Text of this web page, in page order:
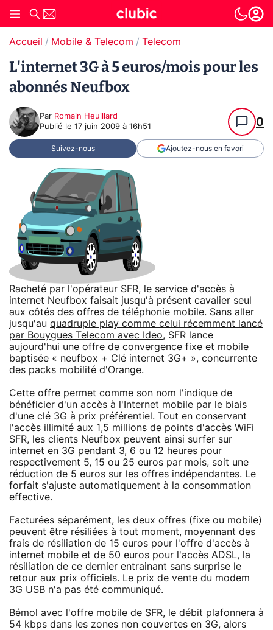
Accueil Mobile & Telecom Telecom
L'internet 3G à 5 euros/mois pour les
abonnés Neufbox
Par Romain Heuillard
Publié le 17 juin 2009 à 16h51 0
Suivez-nous Ajoutez-nous en favori
Racheté par l'opérateur SFR, le service d'accès à
internet Neufbox faisait jusqu'à présent cavalier seul
aux côtés des offres de téléphonie mobile. Sans aller
jusqu'au quadruple play comme celui récemment lancé
par Bouygues Telecom avec Ideo, SFR lance
aujourd'hui une offre de convergence fixe et mobile
baptisée « neufbox + Clé internet 3G+ », concurrente
des packs mobilité d'Orange.
Cette offre permet comme son nom l'indique de
bénéficier d'un accès à l'Internet mobile par le biais
d'une clé 3G à prix préférentiel. Tout en conservant
l'accès illimité aux 1,5 millions de points d'accès WiFi
SFR, les clients Neufbox peuvent ainsi surfer sur
internet en 3G pendant 3, 6 ou 12 heures pour
respectivement 5, 15 ou 25 euros par mois, soit une
réduction de 5 euros sur les offres indépendantes. Le
forfait s'ajuste automatiquement à la consommation
effective.
Facturées séparément, les deux offres (fixe ou mobile)
peuvent être résiliées à tout moment, moyennant des
frais de résiliation de 15 euros pour l'offre d'accès à
internet mobile et de 50 euros pour l'accès ADSL, la
résiliation de ce dernier entrainant sans surprise le
retour aux prix officiels. Le prix de vente du modem
3G USB n'a pas été communiqué.
Bémol avec l'offre mobile de SFR, le débit plafonnera à
54 kbps dans les zones non couvertes en 3G, alors